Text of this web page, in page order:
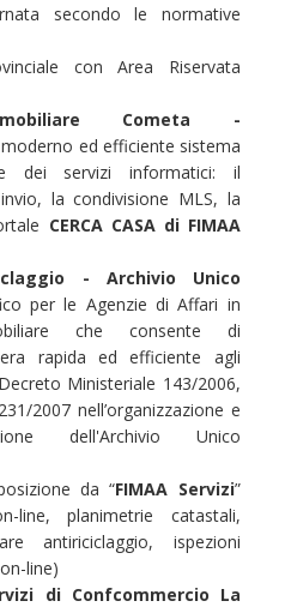
secondo le normative
con Area Riservata
Cometa -
ed efficiente sistema
dei servizi informatici: il
la condivisione MLS, la
CERCA CASA di FIMAA
- Archivio Unico
per le Agenzie di Affari in
che consente di
rapida ed efficiente agli
Ministeriale 143/2006,
2007 nell’organizzazione e
dell'Archivio Unico
da “FIMAA Servizi”
line, planimetrie catastali,
antiriciclaggio, ispezioni
line)
di Confcommercio La